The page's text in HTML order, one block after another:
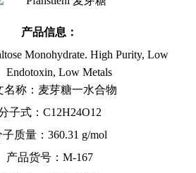
产品信息：
Monohydrate. High Purity, Low
Endotoxin, Low Metals
名称：麦芽糖一水合物
子式： C12H24O12
子质量 ： 360.31 g/mol
产品货号： M-167